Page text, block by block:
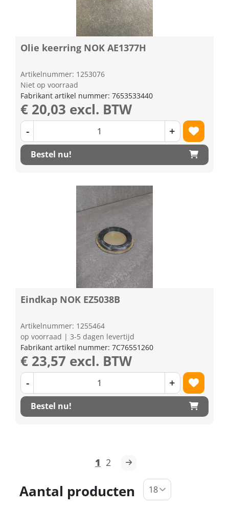
Olie keerring NOK AE1377H
Artikelnummer: 1253076
Niet op voorraad
Fabrikant artikel nummer: 7653533440
€ 20,03 excl. BTW
- +
Bestel nu!
Eindkap NOK EZ5038B
Artikelnummer: 1255464
op voorraad | 3-5 dagen levertijd
Fabrikant artikel nummer: 7C76551260
€ 23,57 excl. BTW
- +
Bestel nu!
1 2
Aantal producten